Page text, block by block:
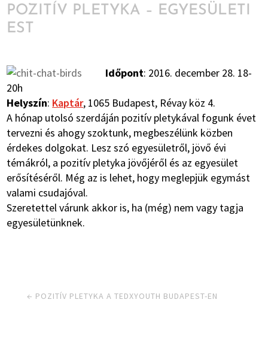
POZITÍV PLETYKA – EGYESÜLETI
EST
Időpont: 2016. december 28. 18-
20h
Helyszín: Kaptár, 1065 Budapest, Révay köz 4.
A hónap utolsó szerdáján pozitív pletykával fogunk évet
tervezni és ahogy szoktunk, megbeszélünk közben
érdekes dolgokat. Lesz szó egyesületről, jövő évi
témákról, a pozitív pletyka jövőjéről és az egyesület
erősítéséről. Még az is lehet, hogy meglepjük egymást
valami csudajóval.
Szeretettel várunk akkor is, ha (még) nem vagy tagja
egyesületünknek.
← POZITÍV PLETYKA A TEDXYOUTH BUDAPEST-EN